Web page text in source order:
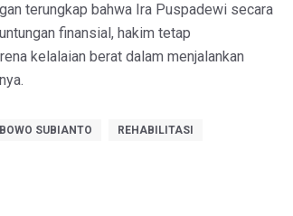
terungkap bahwa Ira Puspadewi secara
finansial, hakim tetap
kelalaian berat dalam menjalankan
SUBIANTO REHABILITASI